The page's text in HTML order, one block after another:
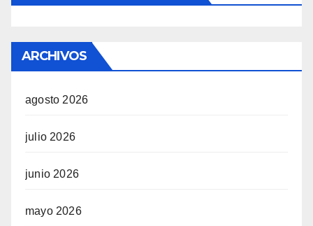
ARCHIVOS
agosto 2026
julio 2026
junio 2026
mayo 2026